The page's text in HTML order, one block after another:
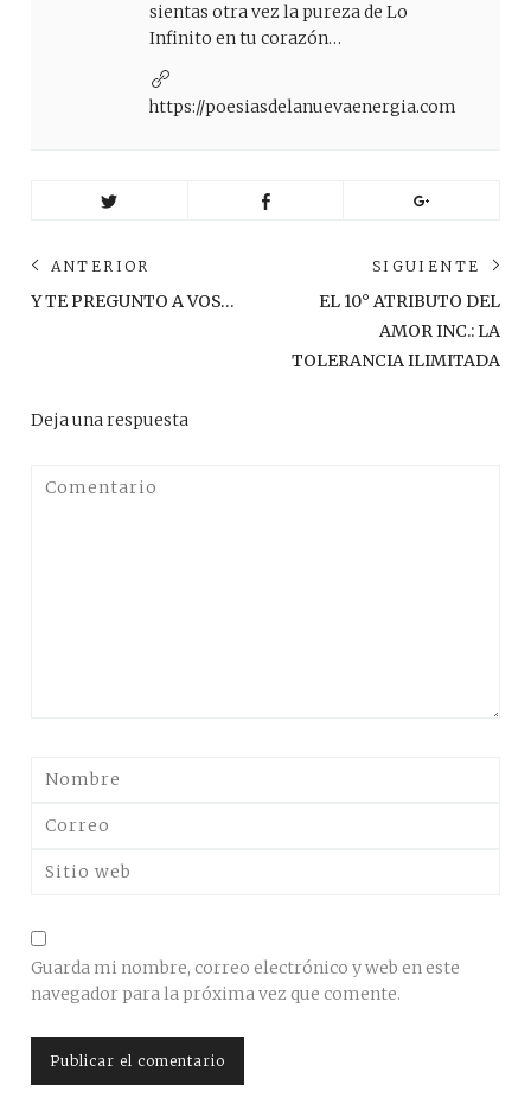
sientas otra vez la pureza de Lo
Infinito en tu corazón…
https://poesiasdelanuevaenergia.com
Navegación
de
ANTERIOR
Anterior
Y TE PREGUNTO A VOS…
SIGUIENTE
EL 10° ATRIBUTO DEL
AMOR INC.: LA
TOLERANCIA ILIMITADA
Deja una respuesta
Guarda mi nombre, correo electrónico y web en este
navegador para la próxima vez que comente.